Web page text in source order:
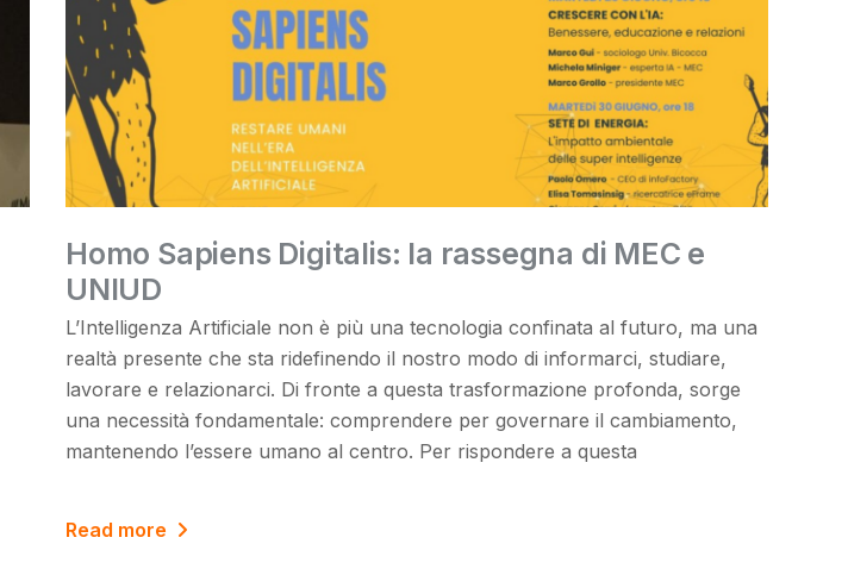
Homo Sapiens Digitalis: la rassegna di MEC e
UNIUD
L’Intelligenza Artificiale non è più una tecnologia confinata al futuro, ma una
realtà presente che sta ridefinendo il nostro modo di informarci, studiare,
lavorare e relazionarci. Di fronte a questa trasformazione profonda, sorge
una necessità fondamentale: comprendere per governare il cambiamento,
mantenendo l’essere umano al centro. Per rispondere a questa
Read more